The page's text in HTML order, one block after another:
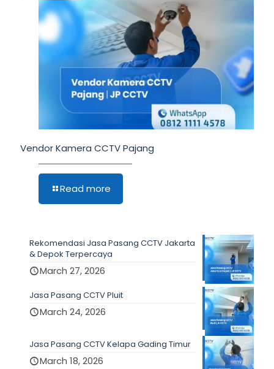
Vendor Kamera CCTV Pajang
Read more
Rekomendasi Jasa Pasang CCTV Jakarta
& Depok Terpercaya
March 27, 2026
Jasa Pasang CCTV Pluit
March 24, 2026
Jasa Pasang CCTV Kelapa Gading Timur
March 18, 2026